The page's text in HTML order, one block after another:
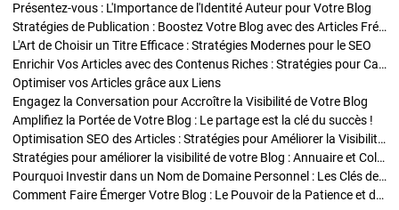
Présentez-vous : L'Importance de l'Identité Auteur pour Votre Blog
Stratégies de Publication : Boostez Votre Blog avec des Articles Fréquents et Exclusifs
L'Art de Choisir un Titre Efficace : Stratégies Modernes pour le SEO
Enrichir Vos Articles avec des Contenus Riches : Stratégies pour Captiver et Optimiser
Optimiser vos Articles grâce aux Liens
Engagez la Conversation pour Accroître la Visibilité de Votre Blog
Amplifiez la Portée de Votre Blog : Le partage est la clé du succès !
Optimisation SEO des Articles : Stratégies pour Améliorer la Visibilité de Votre Blog
Stratégies pour améliorer la visibilité de votre Blog : Annuaire et Collaborations
Pourquoi Investir dans un Nom de Domaine Personnel : Les Clés de la Réussite de Votre Blog
Comment Faire Émerger Votre Blog : Le Pouvoir de la Patience et de la Persévérance